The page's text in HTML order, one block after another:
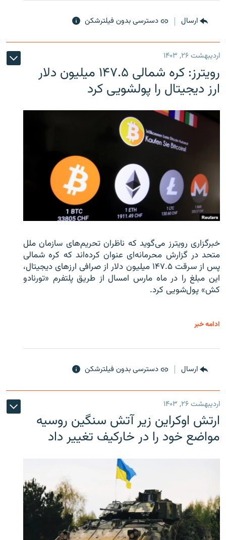
ارسال دسترسی بدون فیلترشکن
اردیبهشت ۲۶, ۱۴۰۳
رویترز: کره شمالی ۱۴۷.۵ میلیون دلار
ارز دیجیتال را پولشویی کرد
خبرگزاری رویترز می‌گوید که ناظران تحریم‌های سازمان ملل
متحد در گزارش محرمانه‌ای عنوان کرده‌اند که کره شمالی
پس از سرقت ۱۴۷.۵ میلیون دلار از صرافی ارزهای دیجیتال،
این مبلغ را در ماه مارس امسال از طریق پلتفرم «تورنادو
کش» پول‌شویی کرد.
ادامه خبر
ارسال دسترسی بدون فیلترشکن
اردیبهشت ۲۶, ۱۴۰۳
ارتش اوکراین زیر آتش سنگین روسیه
مواضع خود را در خارکیف تغییر داد